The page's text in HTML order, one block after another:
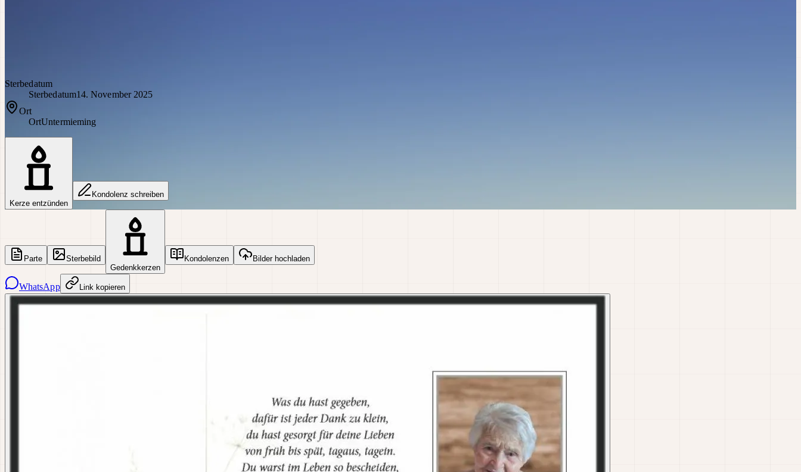
Sterbedatum
Sterbedatum14. November 2025
Ort
OrtUntermieming
Kerze entzünden
Kondolenz schreiben
Parte
Sterbebild
Gedenkkerzen
Kondolenzen Bilder hochladen
WhatsApp Link kopieren